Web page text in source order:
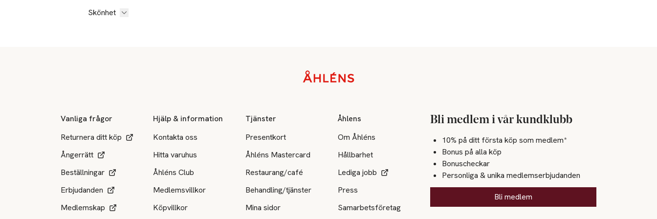
Skönhet
Vanliga frågor
Returnera ditt köp
Ångerrätt
Beställningar
Erbjudanden
Medlemskap
Hjälp & information
Kontakta oss
Hitta varuhus
Åhléns Club
Medlemsvillkor
Köpvillkor
Tjänster
Presentkort
Åhléns Mastercard
Restaurang/café
Behandling/tjänster
Mina sidor
Åhlens
Om Åhléns
Hållbarhet
Lediga jobb
Press
Samarbetsföretag
Bli medlem i vår kundklubb
10% på ditt första köp som medlem*
Bonus på alla köp
Bonuscheckar
Personliga & unika medlemserbjudanden
Bli medlem